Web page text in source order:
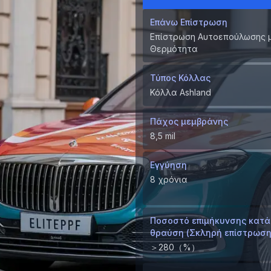
Επάνω Επίστρωση
Επίστρωση Αυτοεπούλωσης
Θερμότητα
Τύπος Κόλλας
Κόλλα Ashland
Πάχος μεμβράνης
8,5 mil
Εγγύηση
8 χρόνια
Ποσοστό επιμήκυνσης
θραύση (Σκληρή
＞280（%）